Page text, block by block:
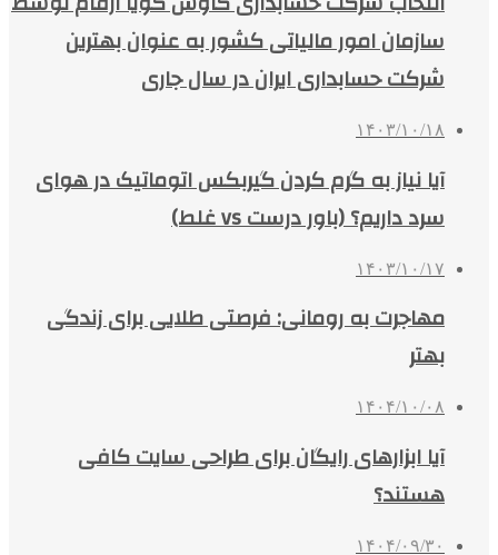
سازمان امور مالیاتی کشور به عنوان بهترین
شرکت حسابداری ایران در سال جاری
۱۴۰۳/۱۰/۱۸
آیا نیاز به گرم کردن گیربکس اتوماتیک در هوای
سرد داریم؟ (باور درست vs غلط)
۱۴۰۳/۱۰/۱۷
مهاجرت به رومانی: فرصتی طلایی برای زندگی
بهتر
۱۴۰۴/۱۰/۰۸
آیا ابزارهای رایگان برای طراحی سایت کافی
هستند؟
۱۴۰۴/۰۹/۳۰